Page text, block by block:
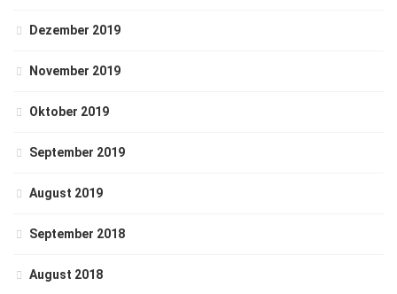
Dezember 2019
November 2019
Oktober 2019
September 2019
August 2019
September 2018
August 2018